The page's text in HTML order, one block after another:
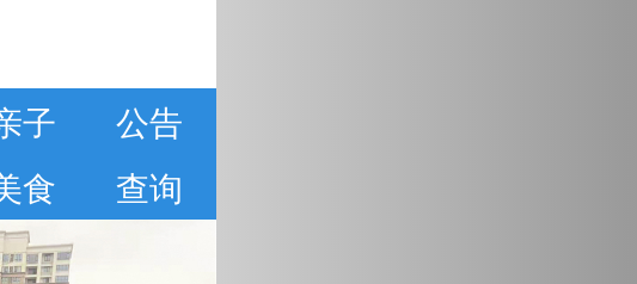
子
公告
食 查询